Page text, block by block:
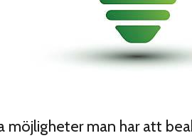
möjligheter man har att